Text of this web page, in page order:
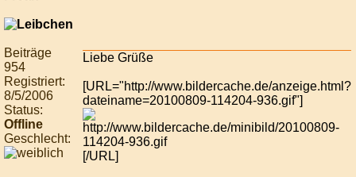
Beiträge
954
Registriert:
8/5/2006
Status:
Offline
Geschlecht:
Liebe Grüße
[URL="http://www.bildercache.de/anzeige.html?
dateiname=20100809-114204-936.gif"]
[/URL]